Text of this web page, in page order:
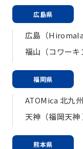
広島県
広島（
福山（コワーキ
福岡県
ATOMica 北九州
天神（福岡天神
熊本県